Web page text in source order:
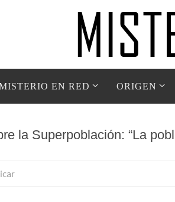
EN RED ORIGEN
la Superpoblación: “La